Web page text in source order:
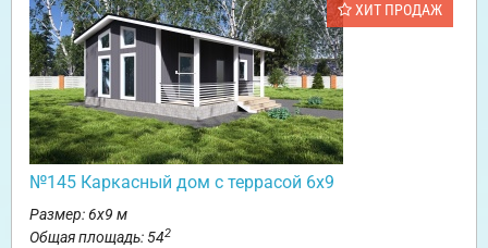
ХИТ ПРОДАЖ
№145 Каркасный дом с террасой 6х9
Размер: 6х9 м
Общая площадь: 542